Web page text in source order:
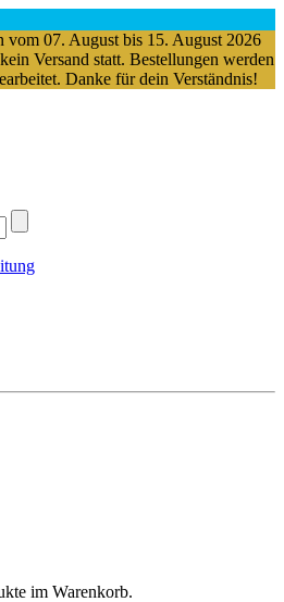
vom 07. August bis 15. August 2026
Versand statt. Bestellungen werden
Danke für dein Verständnis!
im Warenkorb.